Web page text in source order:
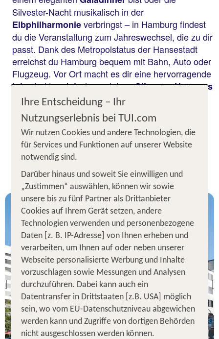
Silvester-Nacht musikalisch in der
Elbphilharmonieverbringst – in Hamburg findest
du die Veranstaltung zum Jahreswechsel, die zu dir
passt. Dank des Metropolstatus der Hansestadt
erreichst du Hamburg bequem mit Bahn, Auto oder
Flugzeug. Vor Ort macht es dir eine hervorragende
Infrastruktur einfach, zu deinenSilvester-Hotspots
zu gelangen. Und mit ihrem breiten Angebot an
Stadt an der Elbe
richtige Unterkunft für deine Silvester-Reisen nach
Hamburg bereit.
Hamburg zu Silvester erleben -
Unsere TOP Hotels für 2 Nächte
Previous
Hamburg
Holiday Inn - the niu,
Fusion Hamburg St. Georg
85 % Weiterempfehlung
2 Nächte, Ü, XX
Ihre Entscheidung – Ihr
Nutzungserlebnis bei TUI.com
Wir nutzen Cookies und andere Technologien, die
für Services und Funktionen auf unserer Website
notwendig sind.
Darüber hinaus und soweit Sie einwilligen und
„Zustimmen“ auswählen, können wir sowie
unsere bis zu fünf Partner als Drittanbieter
Cookies auf Ihrem Gerät setzen, andere
Technologien verwenden und personenbezogene
Daten [z. B. IP-Adresse] von Ihnen erheben und
verarbeiten, um Ihnen auf oder neben unserer
Webseite personalisierte Werbung und Inhalte
vorzuschlagen sowie Messungen und Analysen
durchzuführen. Dabei kann auch ein
Datentransfer in Drittstaaten [z.B. USA] möglich
sein, wo vom EU-Datenschutzniveau abgewichen
werden kann und Zugriffe von dortigen Behörden
nicht ausgeschlossen werden können.